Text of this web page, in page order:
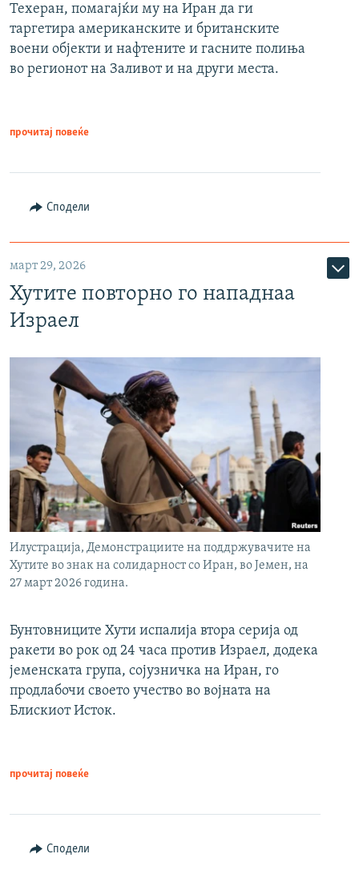
Техеран, помагајќи му на Иран да ги
таргетира американските и британските
воени објекти и нафтените и гасните полиња
во регионот на Заливот и на други места.
прочитај повеќе
Сподели
март 29, 2026
Хутите повторно го нападнаа
Израел
Илустрација, Демонстрациите на поддржувачите на
Хутите во знак на солидарност со Иран, во Јемен, на
27 март 2026 година.
Бунтовниците Хути испалија втора серија од
ракети во рок од 24 часа против Израел, додека
јеменската група, сојузничка на Иран, го
продлабочи своето учество во војната на
Блискиот Исток.
прочитај повеќе
Сподели